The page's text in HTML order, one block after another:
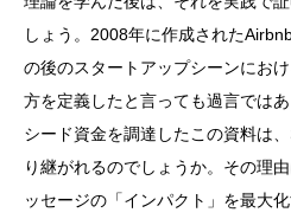
しょう。2008年に作成された
の後のスタートアップシーンにお
方を定義したと言っても過言では
シード資金を調達したこの資料は
り継がれるのでしょうか。その理
ッセージの「インパクト」を最大